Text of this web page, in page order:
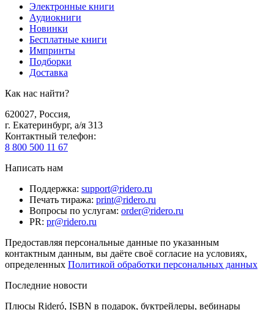
Электронные книги
Аудиокниги
Новинки
Бесплатные книги
Импринты
Подборки
Доставка
Как нас найти?
620027, Россия,
г. Екатеринбург, а/я 313
Контактный телефон:
8 800 500 11 67
Написать нам
Поддержка: support@ridero.ru
Печать тиража: print@ridero.ru
Вопросы по услугам: order@ridero.ru
PR: pr@ridero.ru
Предоставляя персональные данные по указанным
контактным данным, вы даёте своё согласие на условиях,
определенных Политикой обработки персональных данных
Последние новости
Плюсы Rideró, ISBN в подарок, буктрейлеры, вебинары